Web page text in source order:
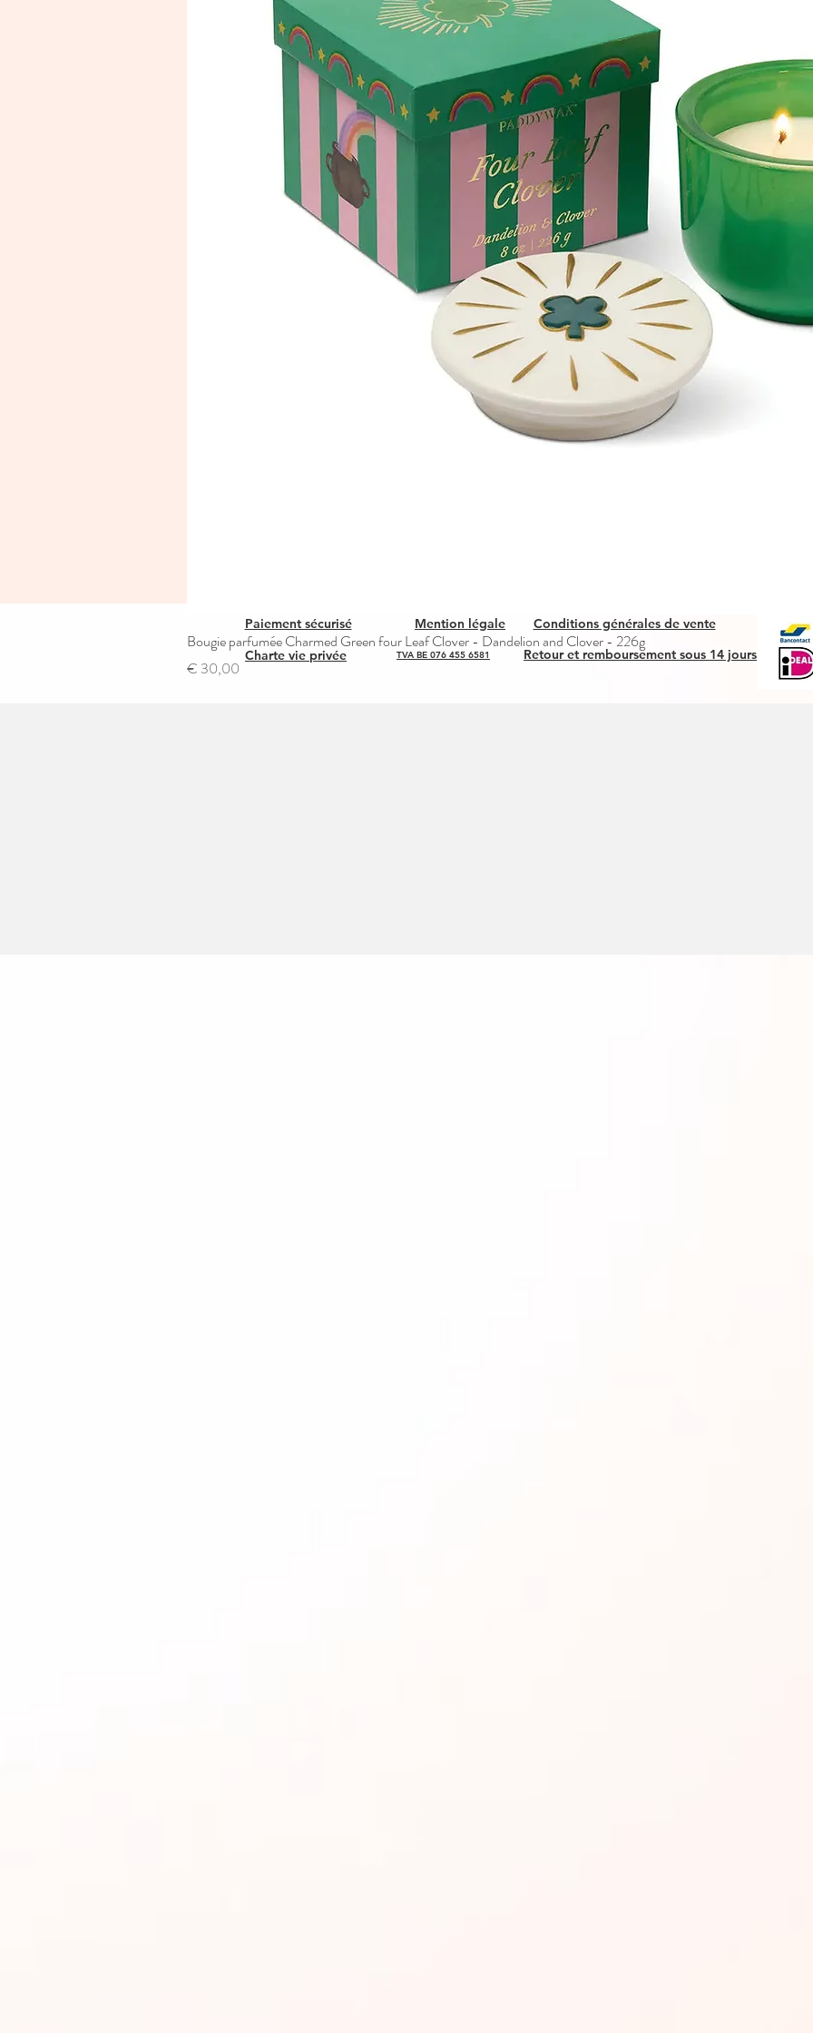
Snel overzicht
Bougie parfumée Charmed Green four Leaf Clover - Dandelion and Clover - 226g
Prijs
€ 30,00
Paiement sécurisé Mention légale
Conditions générales de vente
Charte vie privée
Retour et remboursement sous 14 jours
TVA BE 076 455 6581